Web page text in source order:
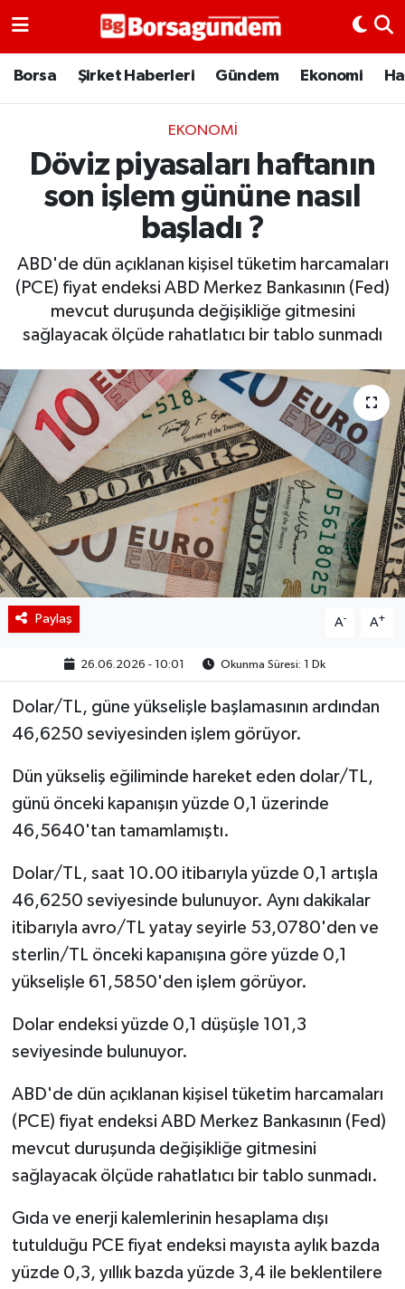
Borsa Şirket Haberleri Gündem Ekonomi
EKONOMI
Döviz piyasaları haftanın
son işlem gününe nasıl
başladı ?
ABD'de dün açıklanan kişisel tüketim harcamaları
(PCE) fiyat endeksi ABD Merkez Bankasının (Fed)
mevcut duruşunda değişikliğe gitmesini
sağlayacak ölçüde rahatlatıcı bir tablo sunmadı
Paylaş A- A+
26.06.2026 - 10:01 Okunma Süresi: 1 Dk
Dolar/TL, güne yükselişle başlamasının ardından
46,6250 seviyesinden işlem görüyor.
Dün yükseliş eğiliminde hareket eden dolar/TL,
günü önceki kapanışın yüzde 0,1 üzerinde
46,5640'tan tamamlamıştı.
Dolar/TL, saat 10.00 itibarıyla yüzde 0,1 artışla
46,6250 seviyesinde bulunuyor. Aynı dakikalar
itibarıyla avro/TL yatay seyirle 53,0780'den ve
sterlin/TL önceki kapanışına göre yüzde 0,1
yükselişle 61,5850'den işlem görüyor.
Dolar endeksi yüzde 0,1 düşüşle 101,3
seviyesinde bulunuyor.
ABD'de dün açıklanan kişisel tüketim harcamaları
(PCE) fiyat endeksi ABD Merkez Bankasının (Fed)
mevcut duruşunda değişikliğe gitmesini
sağlayacak ölçüde rahatlatıcı bir tablo sunmadı.
Gıda ve enerji kalemlerinin hesaplama dışı
tutulduğu PCE fiyat endeksi mayısta aylık bazda
yüzde 0,3, yıllık bazda yüzde 3,4 ile beklentilere
Borsa
Emtia
Galeri
Bitcoin
Şirket Haberleri
Borsa Gundem
BIST 100 Isı Haritası
Coin Isı Haritası
Ekonomik Takvim
Kiripto Para Piyasası
Gizlilik Sözleşmesi
Hakkımızda
İletişim